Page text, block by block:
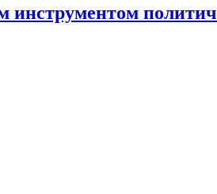
инструментом